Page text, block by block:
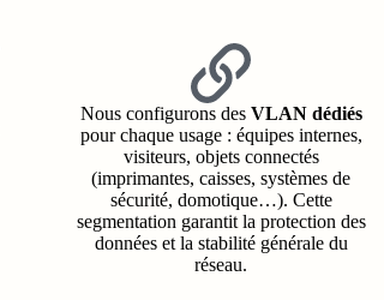
Nous configurons des VLAN dédiés
pour chaque usage : équipes internes,
visiteurs, objets connectés
(imprimantes, caisses, systèmes de
sécurité, domotique…). Cette
segmentation garantit la protection des
données et la stabilité générale du
réseau.